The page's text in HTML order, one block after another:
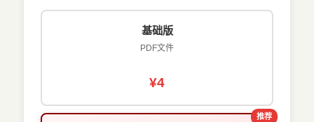
基础版
PDF文件
¥4
推荐